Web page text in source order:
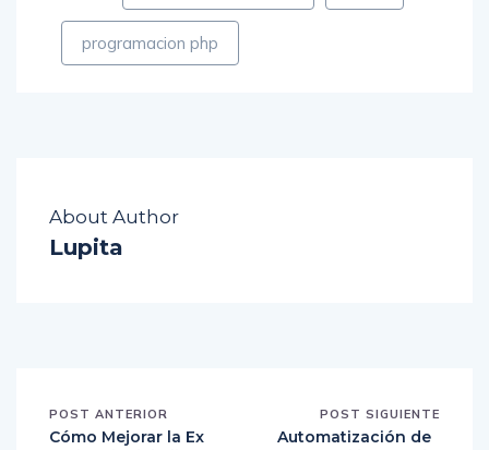
programacion php
About Author
Lupita
POST ANTERIOR
Cómo Mejorar la Ex
POST SIGUIENTE
Automatización de